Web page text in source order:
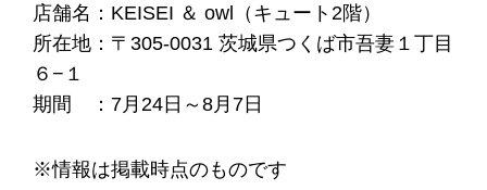
店舗名：KEISEI ＆ owl（キュート2階）
所在地：〒305-0031 茨城県つくば市吾妻１丁目
６−１
期間 ：7月24日～8月7日
※情報は掲載時点のものです